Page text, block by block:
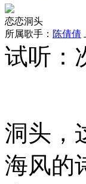
恋恋洞头
所属歌手： 陈倩倩
试听：
洞头，
海风的